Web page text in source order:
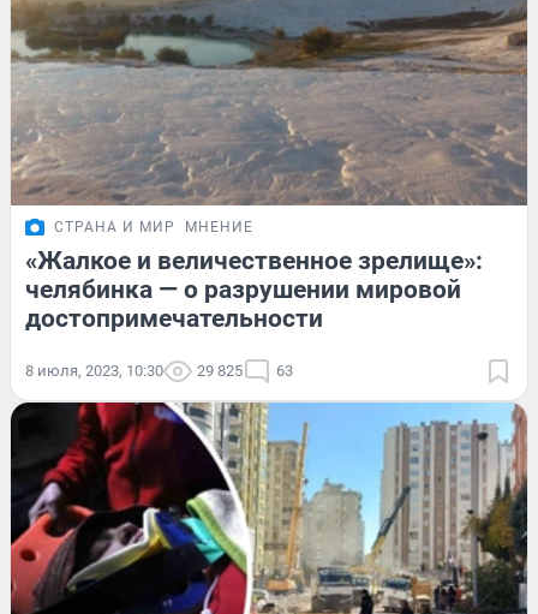
СТРАНА И МИР МНЕНИЕ
«Жалкое и величественное зрелище»:
челябинка — о разрушении мировой
достопримечательности
8 июля, 2023, 10:30 29 825 63